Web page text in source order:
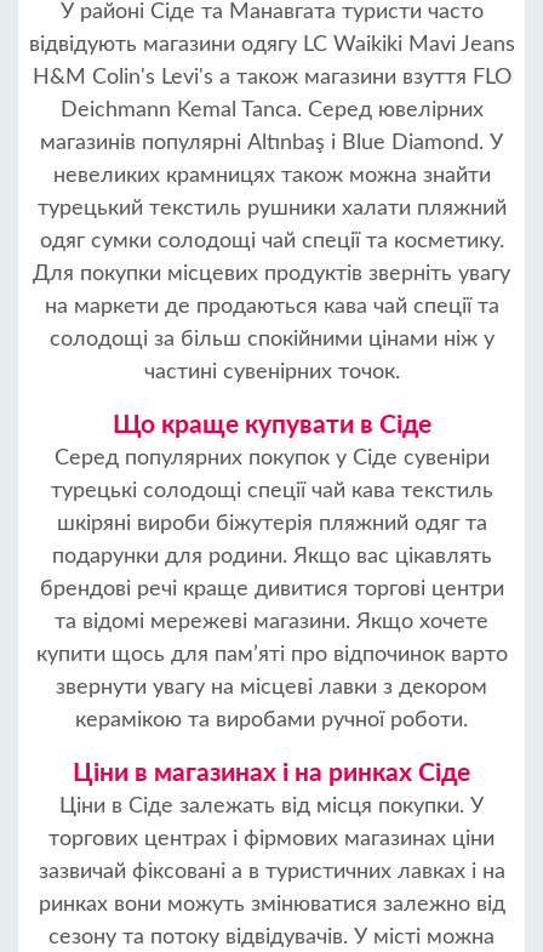
У районі Сіде та Манавгата туристи часто
відвідують магазини одягу LC Waikiki Mavi Jeans
H&M Colin's Levi's а також магазини взуття FLO
Deichmann Kemal Tanca. Серед ювелірних
магазинів популярні Altınbaş і Blue Diamond. У
невеликих крамницях також можна знайти
турецький текстиль рушники халати пляжний
одяг сумки солодощі чай спеції та косметику.
Для покупки місцевих продуктів зверніть увагу
на маркети де продаються кава чай спеції та
солодощі за більш спокійними цінами ніж у
частині сувенірних точок.
Що краще купувати в Сіде
Серед популярних покупок у Сіде сувеніри
турецькі солодощі спеції чай кава текстиль
шкіряні вироби біжутерія пляжний одяг та
подарунки для родини. Якщо вас цікавлять
брендові речі краще дивитися торгові центри
та відомі мережеві магазини. Якщо хочете
купити щось для пам’яті про відпочинок варто
звернути увагу на місцеві лавки з декором
керамікою та виробами ручної роботи.
Ціни в магазинах і на ринках Сіде
Ціни в Сіде залежать від місця покупки. У
торгових центрах і фірмових магазинах ціни
зазвичай фіксовані а в туристичних лавках і на
ринках вони можуть змінюватися залежно від
сезону та потоку відвідувачів. У місті можна